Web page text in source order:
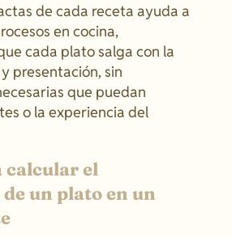
de cada receta ayuda a
en cocina,
cada plato salga con la
presentación, sin
que puedan
o la experiencia del
calcular el
un plato en un